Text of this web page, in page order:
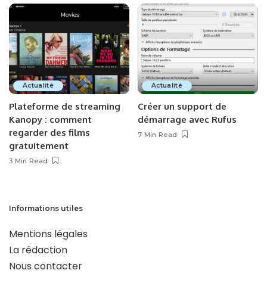
Actualité
Plateforme de streaming
Kanopy : comment
regarder des films
gratuitement
3 Min Read
Actualité
Créer un support de
démarrage avec Rufus
7 Min Read
Informations utiles
Mentions légales
La rédaction
Nous contacter